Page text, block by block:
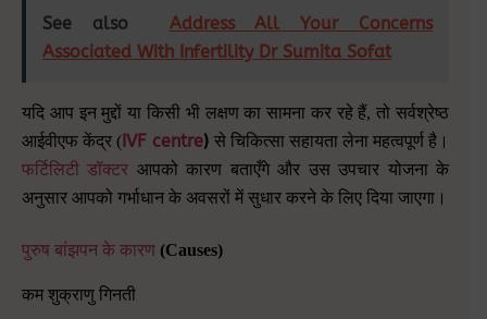
See also
Address All Your Concerns
Associated With Infertility Dr Sumita Sofat
यदि आप इन मुद्दों या किसी भी लक्षण का सामना कर रहे हैं,तो सर्वश्रेष्ठ
आईवीएफ केंद्र ( IVF centre) से चिकित्सा सहायता लेना महत्वपूर्ण है।
फर्टिलिटी डॉक्टर आपको कारण बताएँगे और उस उपचार योजना के
अनुसार आपको गर्भाधान के अवसरों में सुधार करने के लिए दिया जाएगा।
पुरुष बांझपन के कारण (Causes)
कम शुक्राणु गिनती